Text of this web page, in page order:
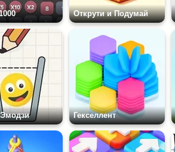
Открути и Подумай
Гекселлент